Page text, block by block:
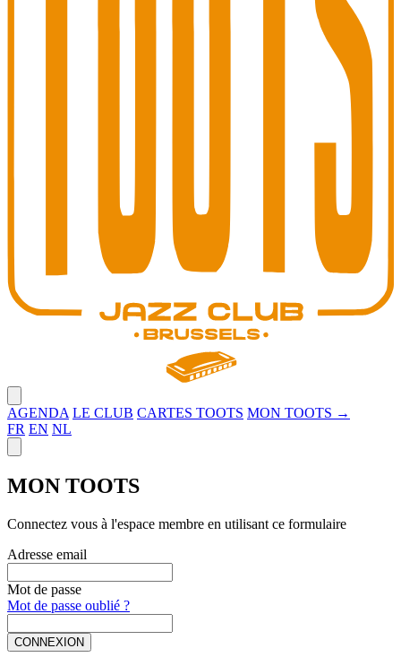
AGENDA LE CLUB CARTES TOOTS MON TOOTS →
FR EN NL
MON TOOTS
Connectez vous à l'espace membre en utilisant ce formulaire
Adresse email
Mot de passe
Mot de passe oublié ?
CONNEXION